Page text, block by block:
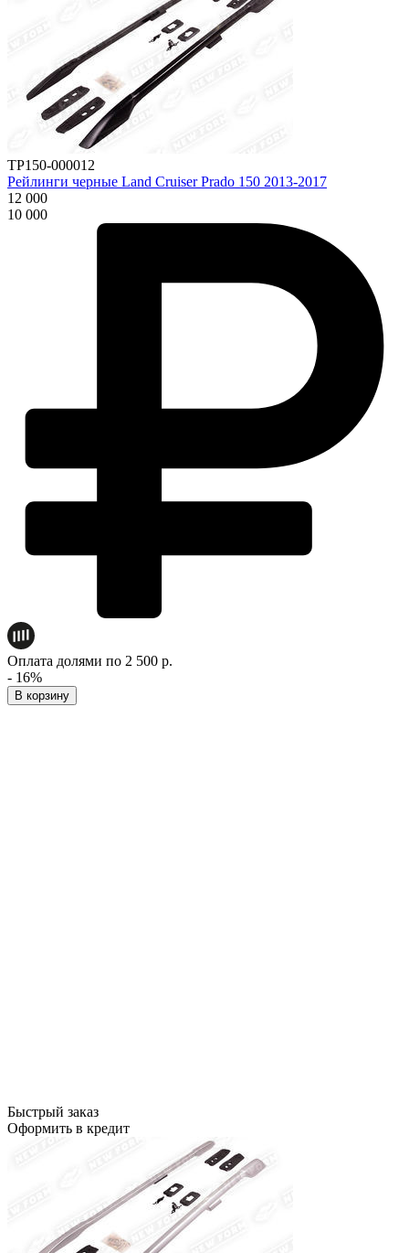
TP150-000012
Рейлинги черные Land Cruiser Prado 150 2013-2017
12 000
10 000
Оплата долями по 2 500 р.
- 16%
В корзину
Быстрый заказ
Оформить в кредит